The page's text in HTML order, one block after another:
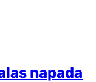
napada